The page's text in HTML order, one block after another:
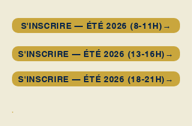
S'INSCRIRE — ÉTÉ 2026 (8-11H)→
S'INSCRIRE — ÉTÉ 2026 (13-16H)→
S'INSCRIRE — ÉTÉ 2026 (18-21H)→